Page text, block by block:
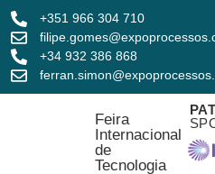
+351 966 304 710
+34 932 386 868
Feira
Internacional
de
Tecnologia